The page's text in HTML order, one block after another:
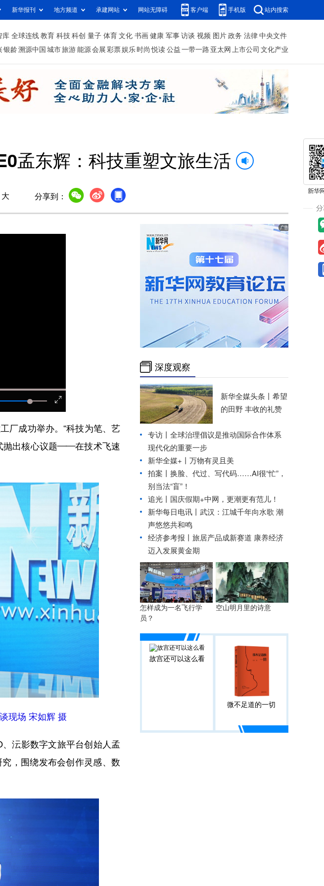
新华报刊 地方频道 承建网站 网站无障碍 客户端 手机版 站内搜索
库 全球连线 教育 科技 科创 量子 体育 文化 书画 健康 军事 访谈 视频 图片 政务 法律 中央文件
银龄溯源中国 城市旅游 能源 会展 彩票娱乐 时尚 悦读 公益 一带一路 亚太网 上市公司 文化产业
孟东辉：科技重塑文旅生活
大 分享到：
厂成功举办。“科技为笔、艺
抛出核心议题——在技术飞速
现场 宋如辉 摄
沄影数字文旅平台创始人孟
，围绕发布会创作灵感、数
深度观察
新华全媒头条丨 希望
的田野 丰收的礼赞
专访丨全球治理倡议是推动国际合作体系
现代化的重要一步
新华全媒+丨 万物有灵且美
拍案丨换脸、代过、写代码……AI很“忙”，
别当法“盲”！
追光丨 国庆假期+中网，更潮更有范儿！
新华每日电讯丨 武汉：江城千年向水歌 潮
声悠悠共和鸣
经济参考报丨 旅居产品成新赛道 康养经济
迈入发展黄金期
怎样成为一名飞行学
员？
空山明月里的诗意
故宫还可以这么看
微不足道的一切